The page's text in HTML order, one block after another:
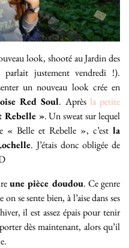
look, shooté au Jardin des
justement vendredi !).
un nouveau look crée en
Red Soul. Après la petite
Rebelle ». Un sweat sur lequel
« Belle et Rebelle », c’est la
. J’étais donc obligée de
une pièce doudou. Ce genre
se sente bien, à l’aise dans ses
il est assez épais pour tenir
dès maintenant, alors qu’il